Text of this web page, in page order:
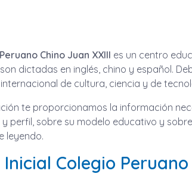
Chino Juan XXIII es un centro
dictadas en inglés, chino y español.
de cultura, ciencia y de
te proporcionamos la información
perfil, sobre su modelo educativo y
leyendo.
Colegio Peruano